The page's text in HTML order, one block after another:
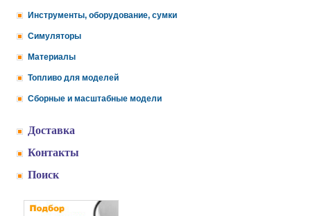
Инструменты, оборудование, сумки
Симуляторы
Материалы
Топливо для моделей
Сборные и масштабные модели
Доставка
Контакты
Поиск